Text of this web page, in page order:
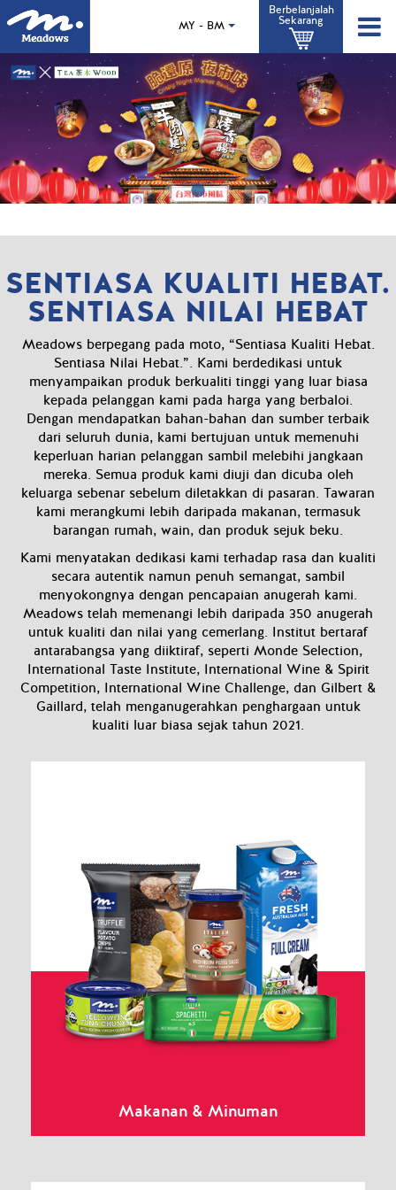
Langkau
ke
kandungan
utama
Berbelanjalah
Sekarang
MY - BM
SENTIASA KUALITI HEBAT.
SENTIASA NILAI HEBAT
Meadows berpegang pada moto, “Sentiasa Kualiti Hebat.
Sentiasa Nilai Hebat.”. Kami berdedikasi untuk
menyampaikan produk berkualiti tinggi yang luar biasa
kepada pelanggan kami pada harga yang berbaloi.
Dengan mendapatkan bahan-bahan dan sumber terbaik
dari seluruh dunia, kami bertujuan untuk memenuhi
keperluan harian pelanggan sambil melebihi jangkaan
mereka. Semua produk kami diuji dan dicuba oleh
keluarga sebenar sebelum diletakkan di pasaran. Tawaran
kami merangkumi lebih daripada makanan, termasuk
barangan rumah, wain, dan produk sejuk beku.
Kami menyatakan dedikasi kami terhadap rasa dan kualiti
secara autentik namun penuh semangat, sambil
menyokongnya dengan pencapaian anugerah kami.
Meadows telah memenangi lebih daripada 350 anugerah
untuk kualiti dan nilai yang cemerlang. Institut bertaraf
antarabangsa yang diiktiraf, seperti Monde Selection,
International Taste Institute, International Wine & Spirit
Competition, International Wine Challenge, dan Gilbert &
Gaillard, telah menganugerahkan penghargaan untuk
kualiti luar biasa sejak tahun 2021.
Makanan & Minuman